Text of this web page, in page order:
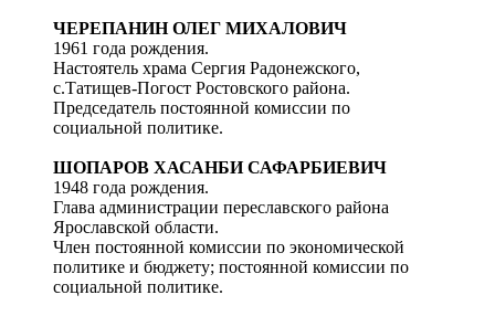
ЧЕРЕПАНИН ОЛЕГ МИХАЛОВИЧ
1961 года рождения.
Настоятель храма Сергия Радонежского,
с.Татищев-Погост Ростовского района.
Председатель постоянной комиссии по
социальной политике.
ШОПАРОВ ХАСАНБИ САФАРБИЕВИЧ
1948 года рождения.
Глава администрации переславского района
Ярославской области.
Член постоянной комиссии по экономической
политике и бюджету; постоянной комиссии по
социальной политике.